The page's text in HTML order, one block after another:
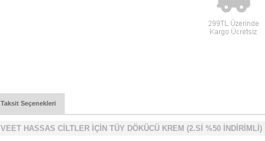
Taksit Seçenekleri
VEET HASSAS CİLTLER İÇİN TÜY DÖKÜCÜ KREM (2.Sİ %50 İNDİRİMLİ)